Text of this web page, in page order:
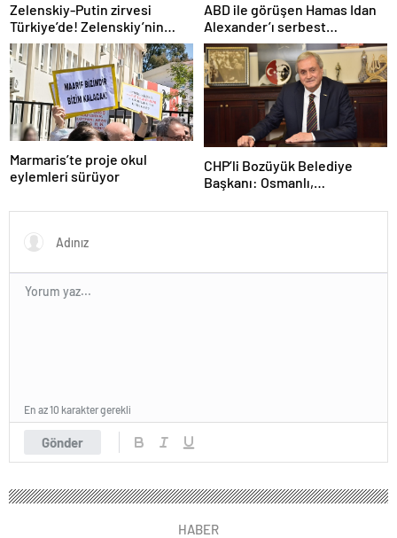
Zelenskiy-Putin zirvesi
Türkiye’de! Zelenskiy’nin
çağrısı dünya basınında
ABD ile görüşen Hamas Idan
Alexander’ı serbest
bırakacak! Türkiye’ye
teşekkür…
Marmaris’te proje okul
eylemleri sürüyor
CHP’li Bozüyük Belediye
Başkanı: Osmanlı,
sattı
Gönder
En az 10 karakter gerekli
HABER